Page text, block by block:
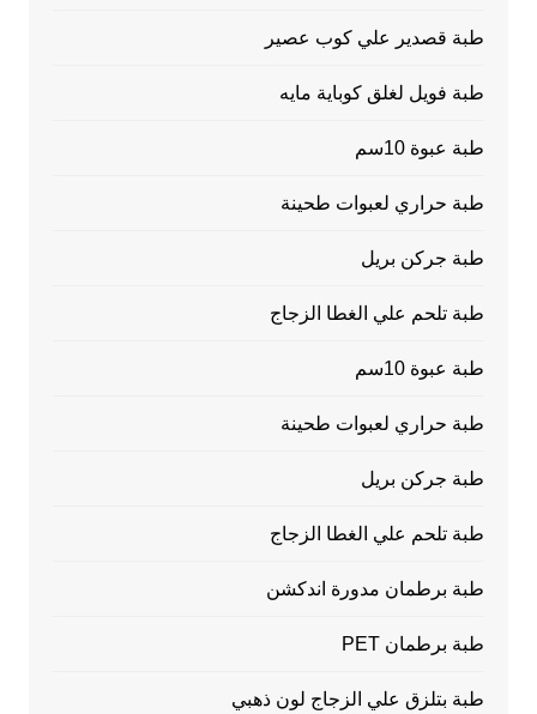
طبة قصدير علي كوب عصير
طبة فويل لغلق كوباية مايه
طبة عبوة 10سم
طبة حراري لعبوات طحينة
طبة جركن بريل
طبة تلحم علي الغطا الزجاج
طبة عبوة 10سم
طبة حراري لعبوات طحينة
طبة جركن بريل
طبة تلحم علي الغطا الزجاج
طبة برطمان مدورة اندكشن
طبة برطمان PET
طبة بتلزق علي الزجاج لون ذهبي